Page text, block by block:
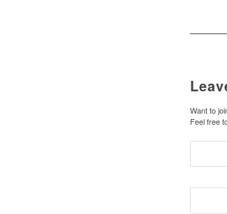
Want to
Feel free